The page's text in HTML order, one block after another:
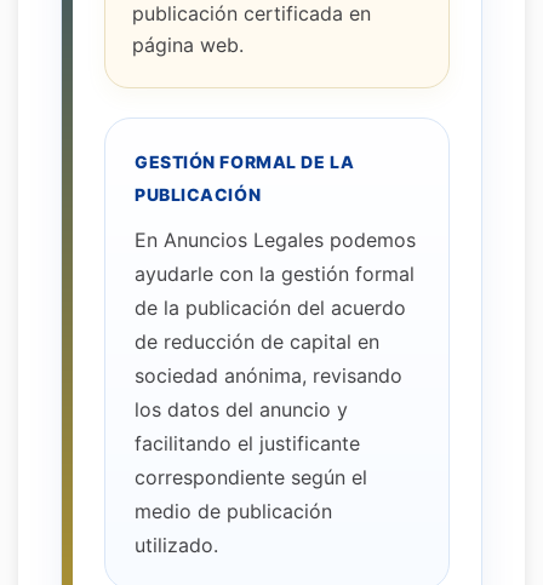
publicación certificada en
página web.
GESTIÓN FORMAL DE LA
PUBLICACIÓN
En Anuncios Legales podemos
ayudarle con la gestión formal
de la publicación del acuerdo
de reducción de capital en
sociedad anónima, revisando
los datos del anuncio y
facilitando el justificante
correspondiente según el
medio de publicación
utilizado.